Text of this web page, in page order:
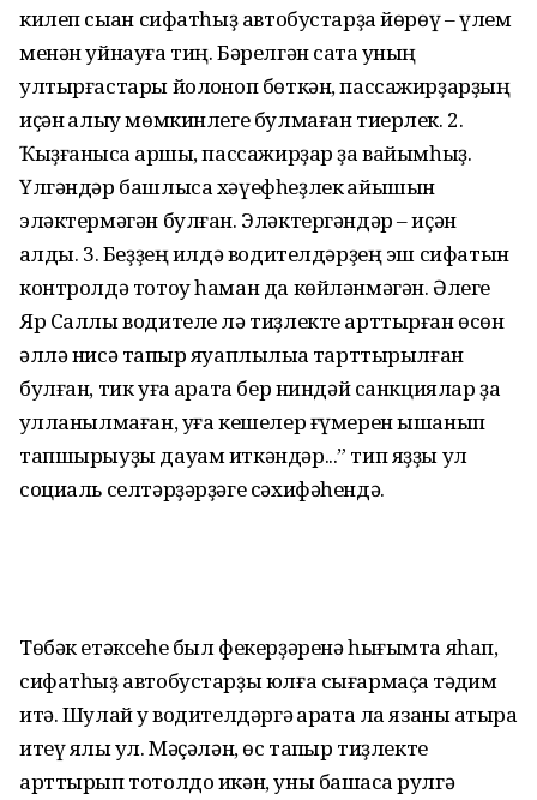
килеп сыҡҡан сифатһыҙ автобустарҙа йөрөү – үлем
менән уйнауға тиң. Бәрелгән саҡта уның
ултырғастары йолҡоноп бөткән, пассажирҙарҙың
иҫән ҡалыу мөмкинлеге булмаған тиерлек. 2.
Ҡыҙғанысҡа ҡаршы, пассажирҙар ҙа вайымһыҙ.
Үлгәндәр башлыса хәүефһеҙлек ҡайышын
эләктермәгән булған. Эләктергәндәр – иҫән
ҡалды. 3. Беҙҙең илдә водителдәрҙең эш сифатын
контролдә тотоу һаман да көйләнмәгән. Әлеге
Яр Саллы водителе лә тиҙлекте арттырған өсөн
әллә нисә тапҡыр яуаплылыҡҡа тарттырылған
булған, тик уға ҡарата бер ниндәй санкциялар ҙа
ҡулланылмаған, уға кешелер ғүмерен ышанып
тапшырыуҙы дауам иткәндәр...” тип яҙҙы ул
социаль селтәрҙәрҙәге сәхифәһендә.
Төбәк етәксеһе был фекерҙәренә һығымта яһап,
сифатһыҙ автобустарҙы юлға сығармаҫҡа тәҡдим
итә. Шулай уҡ водителдәргә ҡарата ла язаны ҡатыраҡ
итеү яҡлы ул. Мәҫәлән, өс тапҡыр тиҙлекте
арттырып тотолдо икән, уны башҡаса рулгә